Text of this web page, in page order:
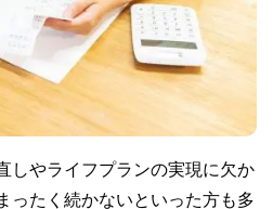
しやライフプランの実現に欠か
ったく続かないといった方も多